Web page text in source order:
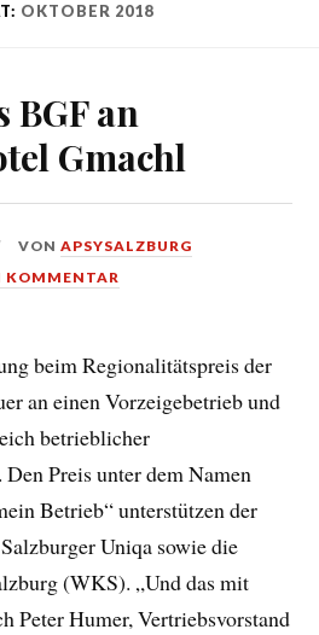
OKTOBER 2018
BGF an
Gmachl
VONAPSYSALZBURG
KOMMENTAR
beim Regionalitätspreis der
an einen Vorzeigebetrieb und
betrieblicher
Preis unter dem Namen
Betrieb“ unterstützen der
Uniqa sowie die
(WKS). „Und das mit
Peter Humer, Vertriebsvorstand